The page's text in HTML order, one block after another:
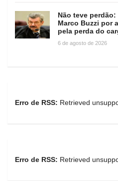
Não teve
Marco Buzzi por
pela perda do
6 de agosto de 2026
Erro de RSS: Retrieved
Erro de RSS: Retrieved